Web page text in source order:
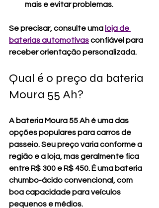
mais e evitar problemas.
Se precisar, consulte uma loja de
baterias automotivas confiável para
receber orientação personalizada.
Qual é o preço da bateria
Moura 55 Ah?
A bateria Moura 55 Ah é uma das
opções populares para carros de
passeio. Seu preço varia conforme a
região e a loja, mas geralmente fica
entre R$ 300 e R$ 450. É uma bateria
chumbo-ácido convencional, com
boa capacidade para veículos
pequenos e médios.